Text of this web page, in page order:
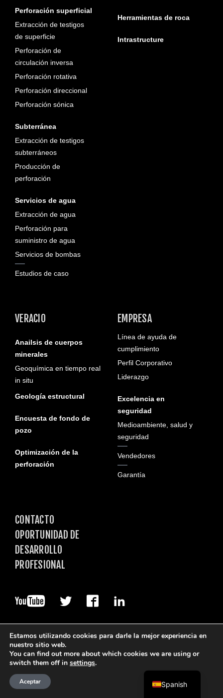
Perforación superficial
Extracción de testigos
de superficie
Perforación de
circulación inversa
Perforación rotativa
Perforación direccional
Perforación sónica
Subterránea
Extracción de testigos
subterráneos
Producción de
perforación
Servicios de agua
Extracción de agua
Perforación para
suministro de agua
Servicios de bombas
Estudios de caso
Herramientas de roca
Intrastructure
VERACIO
Anailsis de cuerpos
minerales
Geoquímica en tiempo real
in situ
Geología estructural
Encuesta de fondo de
pozo
Optimización de la
perforación
EMPRESA
Línea de ayuda de
cumplimiento
Perfil Corporativo
Liderazgo
Excelencia en
seguridad
Medioambiente, salud y
seguridad
Vendedores
Garantía
CONTACTO
OPORTUNIDAD DE
DESARROLLO
PROFESIONAL
Términos de Uso
Data Privacy
Estamos utilizando cookies para darle la mejor experiencia en
nuestro sitio web.
You can find out more about which cookies we are using or
switch them off in settings.
Aceptar Spanish